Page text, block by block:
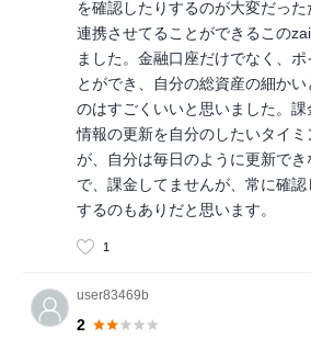
を確認したりするのが大変だっ
連携させてることができるこの
ました。金融口座だけでなく、
とができ、自分の総資産の細か
のはすごくいいと思いました。
情報の更新を自分のしたいタイ
が、自分は毎日のように更新で
で、課金してませんが、常に確
するのもありだと思います。
1
user83469b
2